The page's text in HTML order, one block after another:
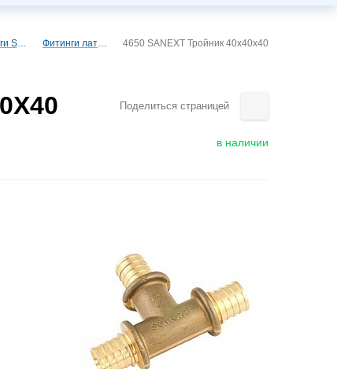
Трубы и фитинги Sanext - PEX, PE-RT Фитинги латунные Sanext 4650 SANEXT Тройник 40х40х40
Поделиться страницей
в наличии